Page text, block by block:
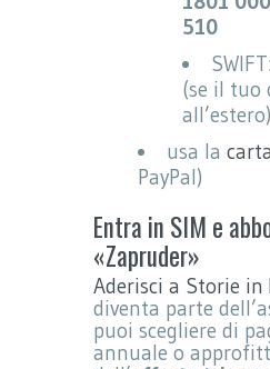
510
SWIFT:
(se il tuo
all’estero)
usa la
PayPal)
Entra in SIM e
«Zapruder»
Aderisci a Storie in
diventa parte
puoi scegliere di
annuale o